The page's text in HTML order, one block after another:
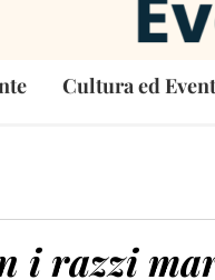
Cultura ed
i razzi